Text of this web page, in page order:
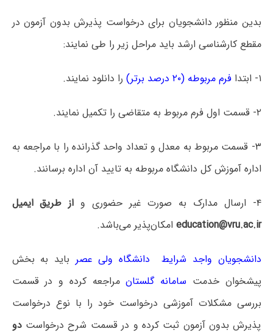
بدین منظور دانشجویان برای درخواست پذیرش بدون آزمون در
مقطع کارشناسی ارشد باید مراحل زیر را طی نمایند:
۱- ابتدا فرم مربوطه (۲۰ درصد برتر) را دانلود نمایند.
۲- قسمت اول فرم مربوط به متقاضی را تکمیل نمایند.
۳- قسمت مربوط به معدل و تعداد واحد گذرانده را با مراجعه به
اداره آموزش کل دانشگاه مربوطه به تایید آن اداره برسانند.
۴- ارسال مدارک به صورت غیر حضوری و
از طریق ایمیل
education@vru.ac.ir امکان‌پذیر می‌باشد.
دانشجویان واجد شرایط دانشگاه ولی عصر باید به بخش
پیشخوان خدمت سامانه گلستانمراجعه کرده و در قسمت
بررسی مشکلات آموزشی درخواست خود را با نوع درخواست
پذیرش بدون آزمون ثبت کرده و در قسمت شرح درخواستدو